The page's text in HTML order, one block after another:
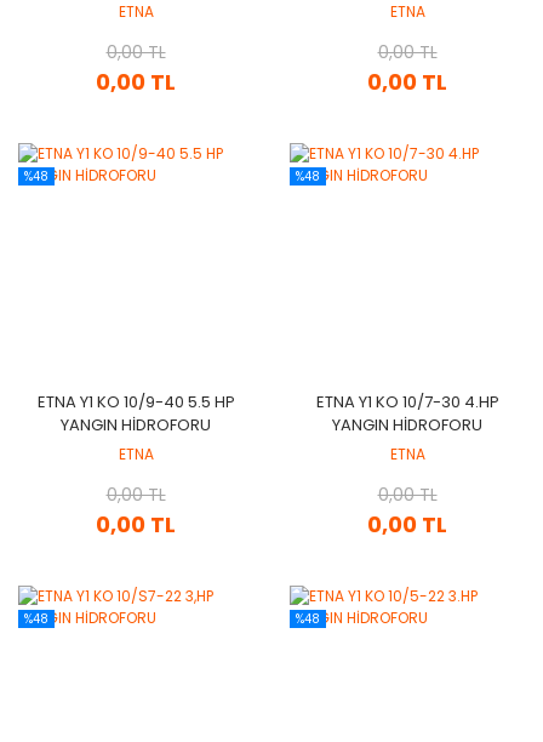
ETNA
0,00 TL
0,00 TL
ETNA
0,00 TL
0,00 TL
%48
ETNA Y1 KO 10/9-40 5.5 HP
YANGIN HİDROFORU
ETNA
0,00 TL
0,00 TL
%48
ETNA Y1 KO 10/7-30 4.HP
YANGIN HİDROFORU
ETNA
0,00 TL
0,00 TL
%48 %48